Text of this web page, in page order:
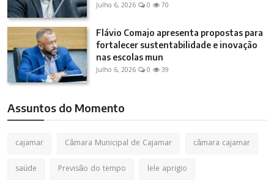
Julho 6, 2026 0 70
Flávio Comajo apresenta propostas para
fortalecer sustentabilidade e inovação
nas escolas mun
Julho 6, 2026 0 39
Assuntos do Momento
cajamar Câmara Municipal de Cajamar
câmara cajamar
saúde
Previsão do tempo
lele aprigio